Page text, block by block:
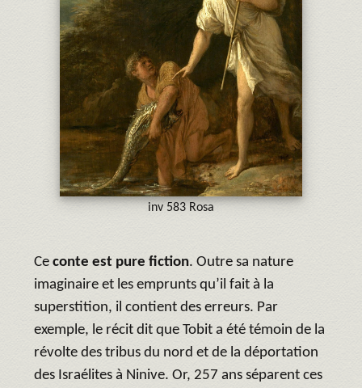
inv 583 Rosa
Ce conte est pure fiction. Outre sa nature
imaginaire et les emprunts qu’il fait à la
superstition, il contient des erreurs. Par
exemple, le récit dit que Tobit a été témoin de la
révolte des tribus du nord et de la déportation
des Israélites à Ninive. Or, 257 ans séparent ces